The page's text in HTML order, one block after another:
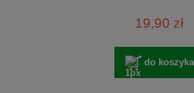
19,90 zł
do koszyka